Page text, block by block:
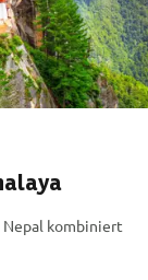
Nepal kombiniert